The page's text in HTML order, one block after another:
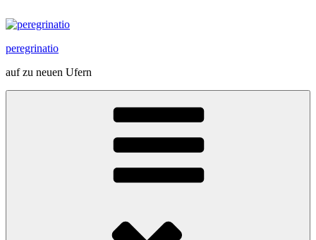
Inhalt
peregrinatio
auf zu neuen Ufern